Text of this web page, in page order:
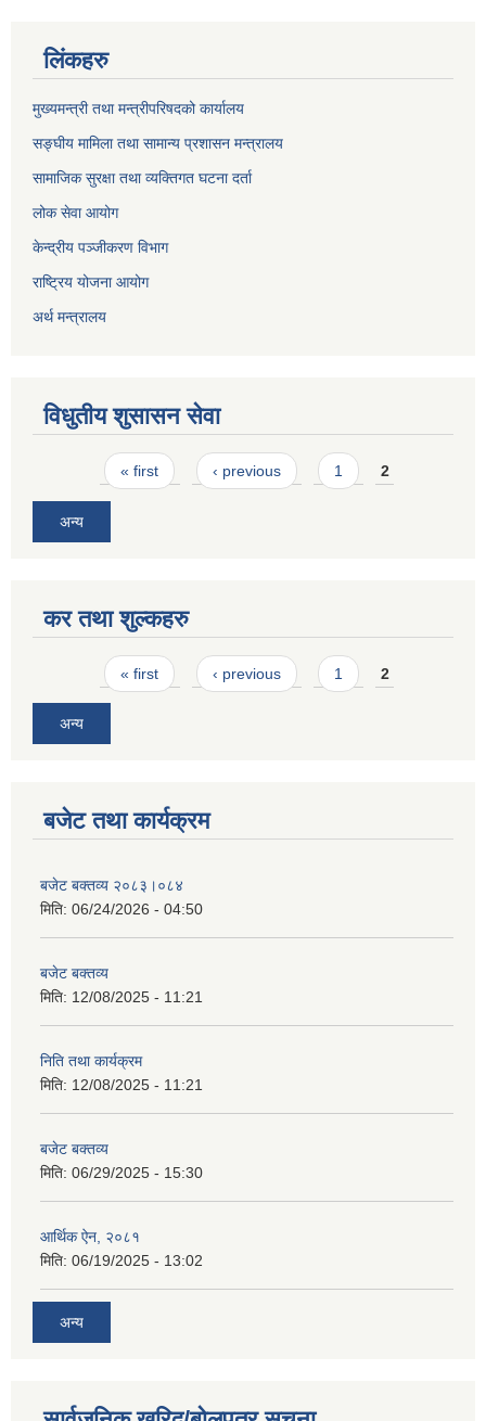
लिंकहरु
मुख्यमन्त्री तथा मन्त्रीपरिषदको कार्यालय
सङ्घीय मामिला तथा सामान्य प्रशासन मन्त्रालय
सामाजिक सुरक्षा तथा व्यक्तिगत घटना दर्ता
लोक सेवा आयोग
केन्द्रीय पञ्जीकरण विभाग
राष्ट्रिय योजना आयोग
अर्थ मन्त्रालय
विधुतीय शुसासन सेवा
Pages« first ‹ previous 1 2
अन्य
कर तथा शुल्कहरु
Pages« first ‹ previous 1 2
अन्य
बजेट तथा कार्यक्रम
बजेट बक्तव्य २०८३।०८४
मिति: 06/24/2026 - 04:50
बजेट बक्तव्य
मिति: 12/08/2025 - 11:21
निति तथा कार्यक्रम
मिति: 12/08/2025 - 11:21
बजेट बक्तव्य
मिति: 06/29/2025 - 15:30
आर्थिक ऐन, २०८१
मिति: 06/19/2025 - 13:02
अन्य